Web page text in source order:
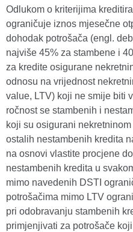
Odlukom o kriterijima
ograničuje iznos mjesečne
dohodak potrošača (engl.
najviše 45% za stambene i
za kredite osigurane
odnosu na vrijednost
value, LTV) koji ne smije biti
ročnost se stambenih i
koji su osigurani
ostalih nestambenih kredita
na osnovi vlastite procjene
nestambenih kredita u
mimo navedenih DSTI
potrošačima mimo LTV
pri odobravanju stambenih
primjenjivati za potrošače